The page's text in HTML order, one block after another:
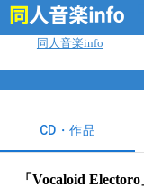
同人音楽info
CD・作品
「 Vocaloid Electoro